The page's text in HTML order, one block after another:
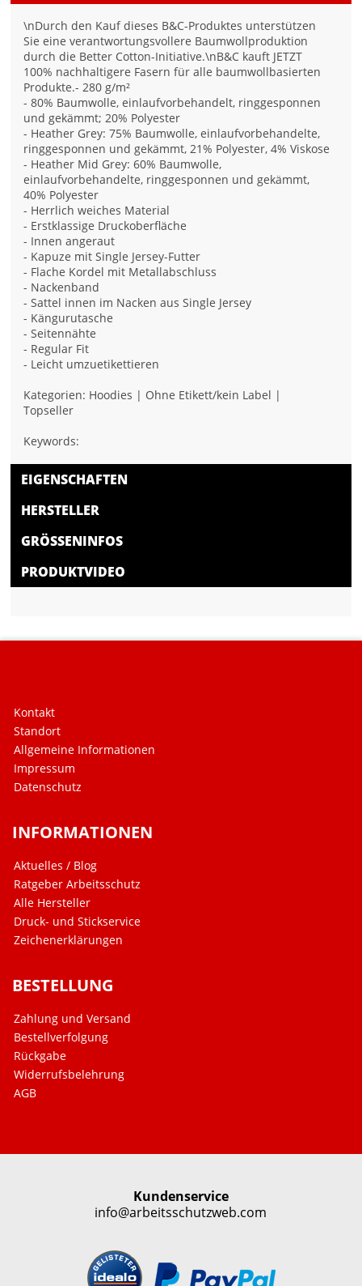
\nDurch den Kauf dieses B&C-Produktes unterstützen
Sie eine verantwortungsvollere Baumwollproduktion
durch die Better Cotton-Initiative.\nB&C kauft JETZT
100% nachhaltigere Fasern für alle baumwollbasierten
Produkte.- 280 g/m²
- 80% Baumwolle, einlaufvorbehandelt, ringgesponnen
und gekämmt; 20% Polyester
- Heather Grey: 75% Baumwolle, einlaufvorbehandelte,
ringgesponnen und gekämmt, 21% Polyester, 4% Viskose
- Heather Mid Grey: 60% Baumwolle,
einlaufvorbehandelte, ringgesponnen und gekämmt,
40% Polyester
- Herrlich weiches Material
- Erstklassige Druckoberfläche
- Innen angeraut
- Kapuze mit Single Jersey-Futter
- Flache Kordel mit Metallabschluss
- Nackenband
- Sattel innen im Nacken aus Single Jersey
- Kängurutasche
- Seitennähte
- Regular Fit
- Leicht umzuetikettieren
Kategorien: Hoodies | Ohne Etikett/kein Label |
Topseller
Keywords:
EIGENSCHAFTEN
HERSTELLER
GRÖSSENINFOS
PRODUKTVIDEO
Kontakt
Standort
Allgemeine Informationen
Impressum
Datenschutz
INFORMATIONEN
Aktuelles / Blog
Ratgeber Arbeitsschutz
Alle Hersteller
Druck- und Stickservice
Zeichenerklärungen
BESTELLUNG
Zahlung und Versand
Bestellverfolgung
Rückgabe
Widerrufsbelehrung
AGB
Kundenservice
info@arbeitsschutzweb.com